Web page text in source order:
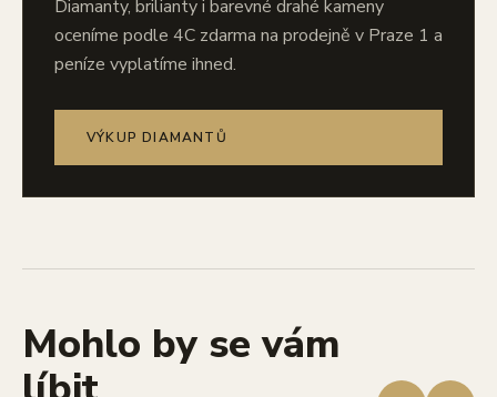
Diamanty, brilianty i barevné drahé kameny
oceníme podle 4C zdarma na prodejně v Praze 1 a
peníze vyplatíme ihned.
VÝKUP DIAMANTŮ
Mohlo by se vám